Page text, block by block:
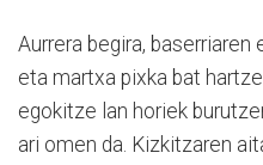
Aurrera begira,
eta martxa pixka bat
egokitze lan horiek
ari omen da. Kizkitzaren